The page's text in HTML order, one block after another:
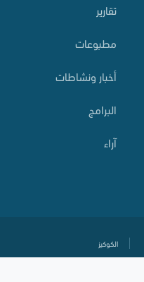
تقارير
مطبوعات
أخبار ونشاطات
البرامج
آراء
الكوكيز